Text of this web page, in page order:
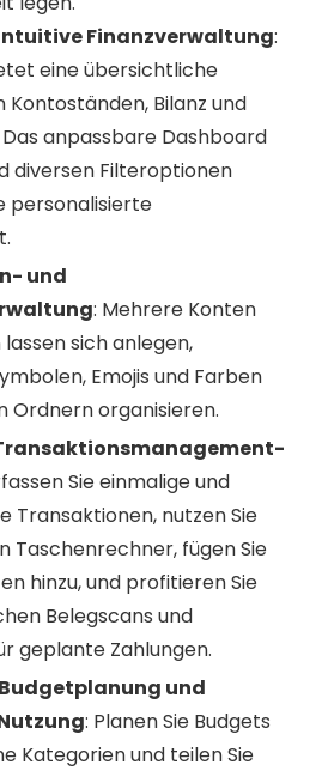
Finanzverwaltung:
eine übersichtliche
Kontoständen, Bilanz und
anpassbare Dashboard
diversen Filteroptionen
personalisierte
und
: Mehrere Konten
sich anlegen,
Emojis und Farben
Ordnern organisieren.
Sie einmalige und
Transaktionen, nutzen Sie
Taschenrechner, fügen Sie
hinzu, und profitieren Sie
Belegscans und
geplante Zahlungen.
und
: Planen Sie Budgets
Kategorien und teilen Sie